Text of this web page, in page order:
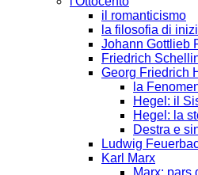
il romanticismo
la filosofia di
Johann Gottlieb
Friedrich
Georg Friedrich
la
Hegel: il
Hegel: la
Destra e
Ludwig
Karl Marx
Marx: pars